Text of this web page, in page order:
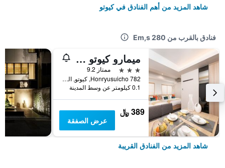
شاهد المزيد من أهم الفنادق في كيوتو
فنادق بالقرب من Em,s 280
ميمارو كيوتو شيجو ويست (ورمرلي ناوً اس ميمارو كيوتو نيشينوتوين تاكاتسوجي)
3 نجوم
ممتاز 9.2
Honryusuicho 782, كيوتو, اليابان
0.1 كيلومتر عن وسط المدينة
389 ﷼
عرض الصفقة
شاهد المزيد من الفنادق القريبة